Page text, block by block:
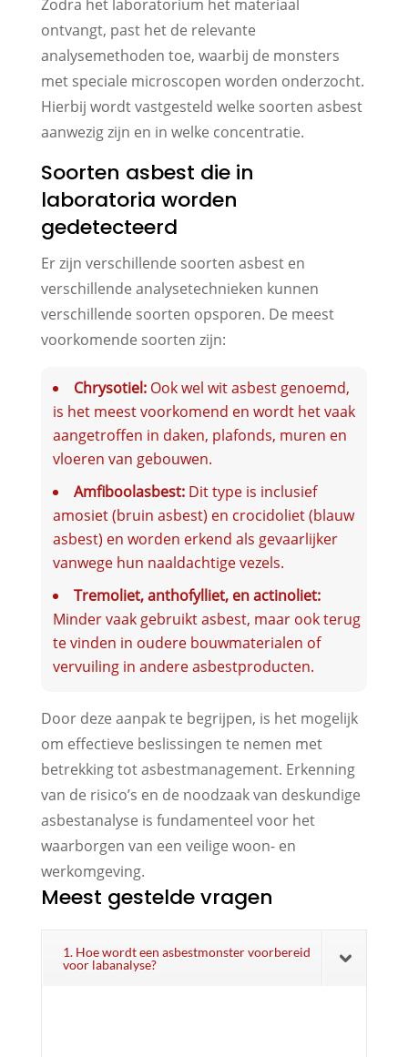
Zodra het laboratorium het materiaal
ontvangt, past het de relevante
analysemethoden toe, waarbij de monsters
met speciale microscopen worden onderzocht.
Hierbij wordt vastgesteld welke soorten asbest
aanwezig zijn en in welke concentratie.
Soorten asbest die in
laboratoria worden
gedetecteerd
Er zijn verschillende soorten asbest en
verschillende analysetechnieken kunnen
verschillende soorten opsporen. De meest
voorkomende soorten zijn:
Chrysotiel:Ook wel wit asbest genoemd,
is het meest voorkomend en wordt het vaak
aangetroffen in daken, plafonds, muren en
vloeren van gebouwen.
Amfiboolasbest:Dit type is inclusief
amosiet (bruin asbest) en crocidoliet (blauw
asbest) en worden erkend als gevaarlijker
vanwege hun naaldachtige vezels.
Tremoliet, anthofylliet, en actinoliet:
Minder vaak gebruikt asbest, maar ook terug
te vinden in oudere bouwmaterialen of
vervuiling in andere asbestproducten.
Door deze aanpak te begrijpen, is het mogelijk
om effectieve beslissingen te nemen met
betrekking tot asbestmanagement. Erkenning
van de risico’s en de noodzaak van deskundige
asbestanalyse is fundamenteel voor het
waarborgen van een veilige woon- en
werkomgeving.
Meest gestelde vragen
1. Hoe wordt een asbestmonster voorbereid
voor labanalyse?